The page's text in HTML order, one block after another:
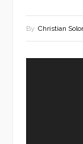
By Christian